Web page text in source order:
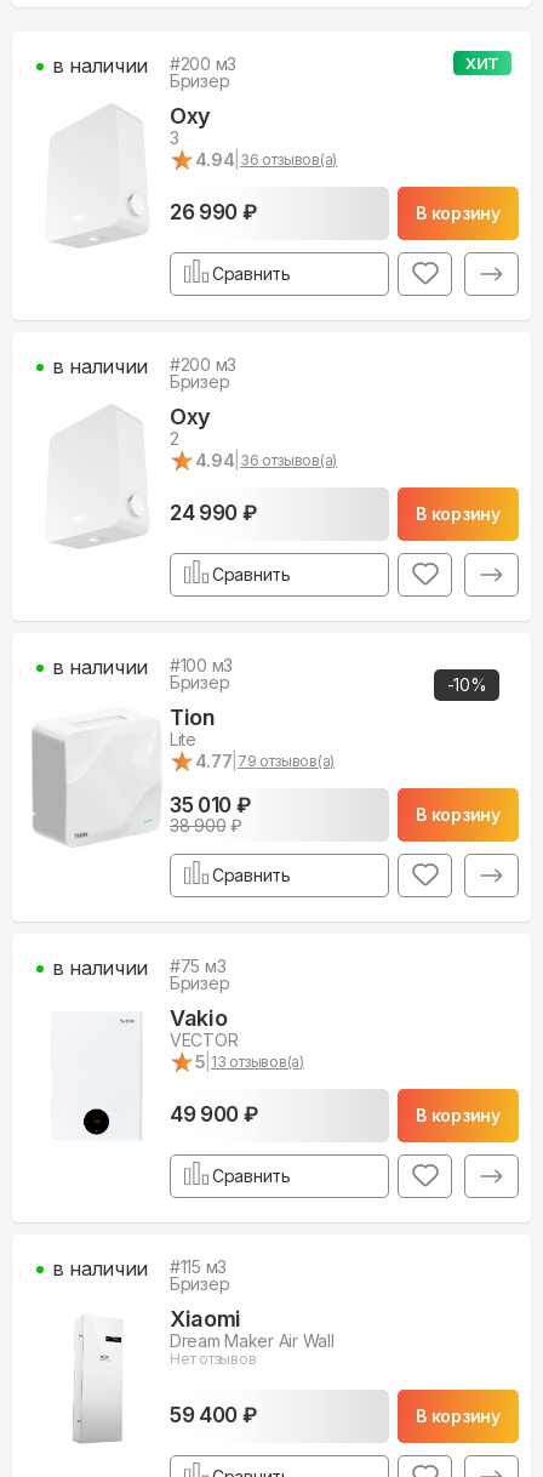
ХИТ
#200 м3
Бризер
Oxy
3
★
★4.94 36 отзывов(а)
26 990 ₽ В корзину
в наличии
Сравнить
#200 м3
Бризер
Oxy
2
★
★4.94 36 отзывов(а)
24 990 ₽ В корзину
в наличии
Сравнить
-10%
#100 м3
Бризер
Tion
Lite
★
★4.77 79 отзывов(а)
35 010 ₽
38 900₽
В корзину
в наличии
Сравнить
#75 м3
Бризер
Vakio
VECTOR
★
★5 13 отзывов(а)
49 900 ₽ В корзину
в наличии
Сравнить
#115 м3
Бризер
Xiaomi
Dream Maker Air Wall
Нет отзывов
59 400 ₽ В корзину
в наличии